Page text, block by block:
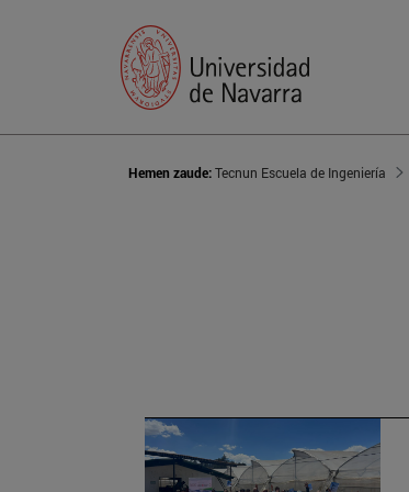
Hemen zaude:Tecnun Escuela de Ingeniería